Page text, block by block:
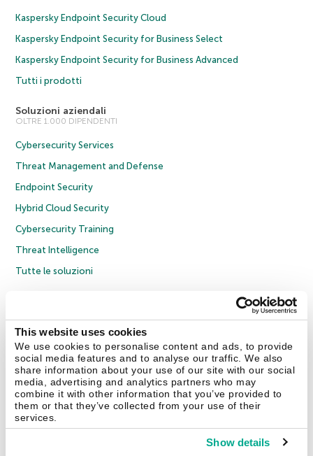
This website uses cookies
We use cookies to personalise content and ads, to provide
social media features and to analyse our traffic. We also
share information about your use of our site with our social
media, advertising and analytics partners who may
combine it with other information that you’ve provided to
them or that they’ve collected from your use of their
services.
Show details
Kaspersky Endpoint Security Cloud
Kaspersky Endpoint Security for Business Select
Kaspersky Endpoint Security for Business Advanced
Tutti i prodotti
Soluzioni aziendali
OLTRE 1.000 DIPENDENTI
Cybersecurity Services
Threat Management and Defense
Endpoint Security
Hybrid Cloud Security
Cybersecurity Training
Threat Intelligence
Tutte le soluzioni
Informativa sulla privacy
Cookies
Contatti Chi siamo Partner Blog Centro risorse Comunicati stampa
Securelist Eugene Personal Blog Encyclopedia